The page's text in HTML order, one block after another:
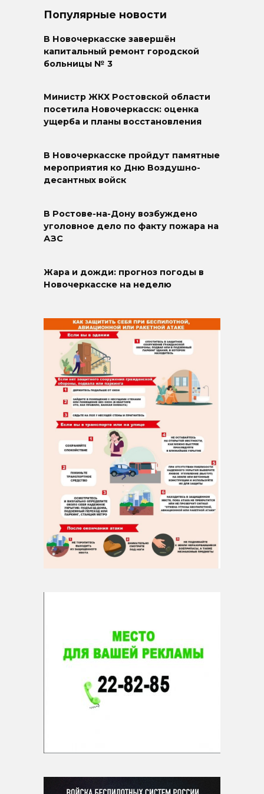
Популярные новости
В Новочеркасске завершён
капитальный ремонт городской
больницы № 3
Министр ЖКХ Ростовской области
посетила Новочеркасск: оценка
ущерба и планы восстановления
В Новочеркасске пройдут памятные
мероприятия ко Дню Воздушно-
десантных войск
В Ростове-на-Дону возбуждено
уголовное дело по факту пожара на
АЗС
Жара и дожди: прогноз погоды в
Новочеркасске на неделю